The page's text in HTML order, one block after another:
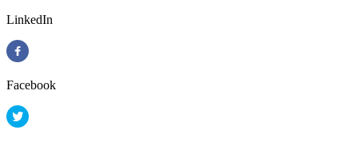
LinkedIn
Facebook